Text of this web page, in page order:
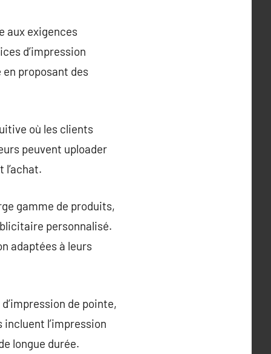
aux exigences
d’impression
proposant des
où les clients
peuvent uploader
gamme de produits,
personnalisé.
adaptées à leurs
de pointe,
l’impression
longue durée.